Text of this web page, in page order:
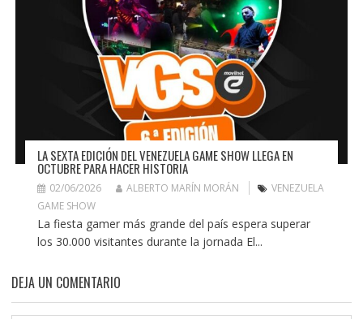
LA SEXTA EDICIÓN DEL VENEZUELA GAME SHOW LLEGA EN
OCTUBRE PARA HACER HISTORIA
02/06/2026 ALBERTO MARÍN MORÁN
VENEZUELA
GAME SHOW
La fiesta gamer más grande del país espera superar
los 30.000 visitantes durante la jornada El...
DEJA UN COMENTARIO